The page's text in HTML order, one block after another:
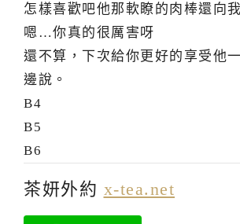
怎樣喜歡吧他那軟瞭的肉棒還向
嗯…你真的很厲害呀
還不算，下次給你更好的享受他
邊說。
B4
B5
B6
茶妍外約 x-tea.net